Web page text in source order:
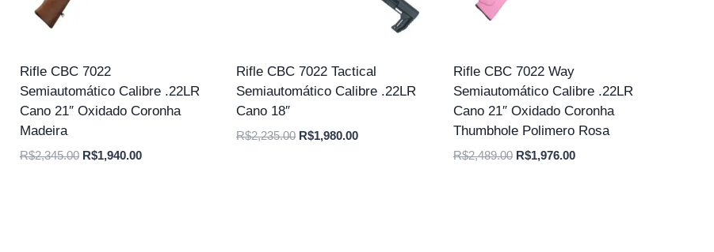
Rifle CBC 7022
Semiautomático Calibre .22LR
Cano 21″ Oxidado Coronha
Madeira
R$2,345.00 O
R$1,940.00O
Rifle CBC 7022 Tactical
Semiautomático Calibre .22LR
Cano 18″
R$2,235.00 O
R$1,980.00O
Rifle CBC 7022 Way
Semiautomático Calibre .22LR
Cano 21″ Oxidado Coronha
Thumbhole Polimero Rosa
R$2,489.00 O
R$1,976.00O